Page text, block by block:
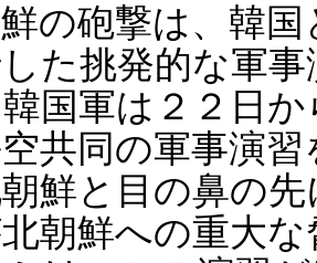
の砲撃は、韓国
た挑発的な軍
国軍は２２日
共同の軍事演
鮮と目の鼻の
朝鮮への重大